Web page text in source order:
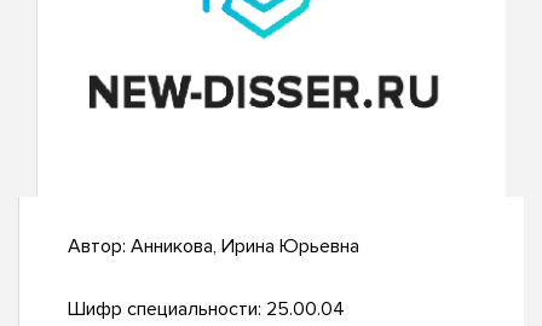
Автор: Анникова, Ирина Юрьевна
Шифр специальности: 25.00.04